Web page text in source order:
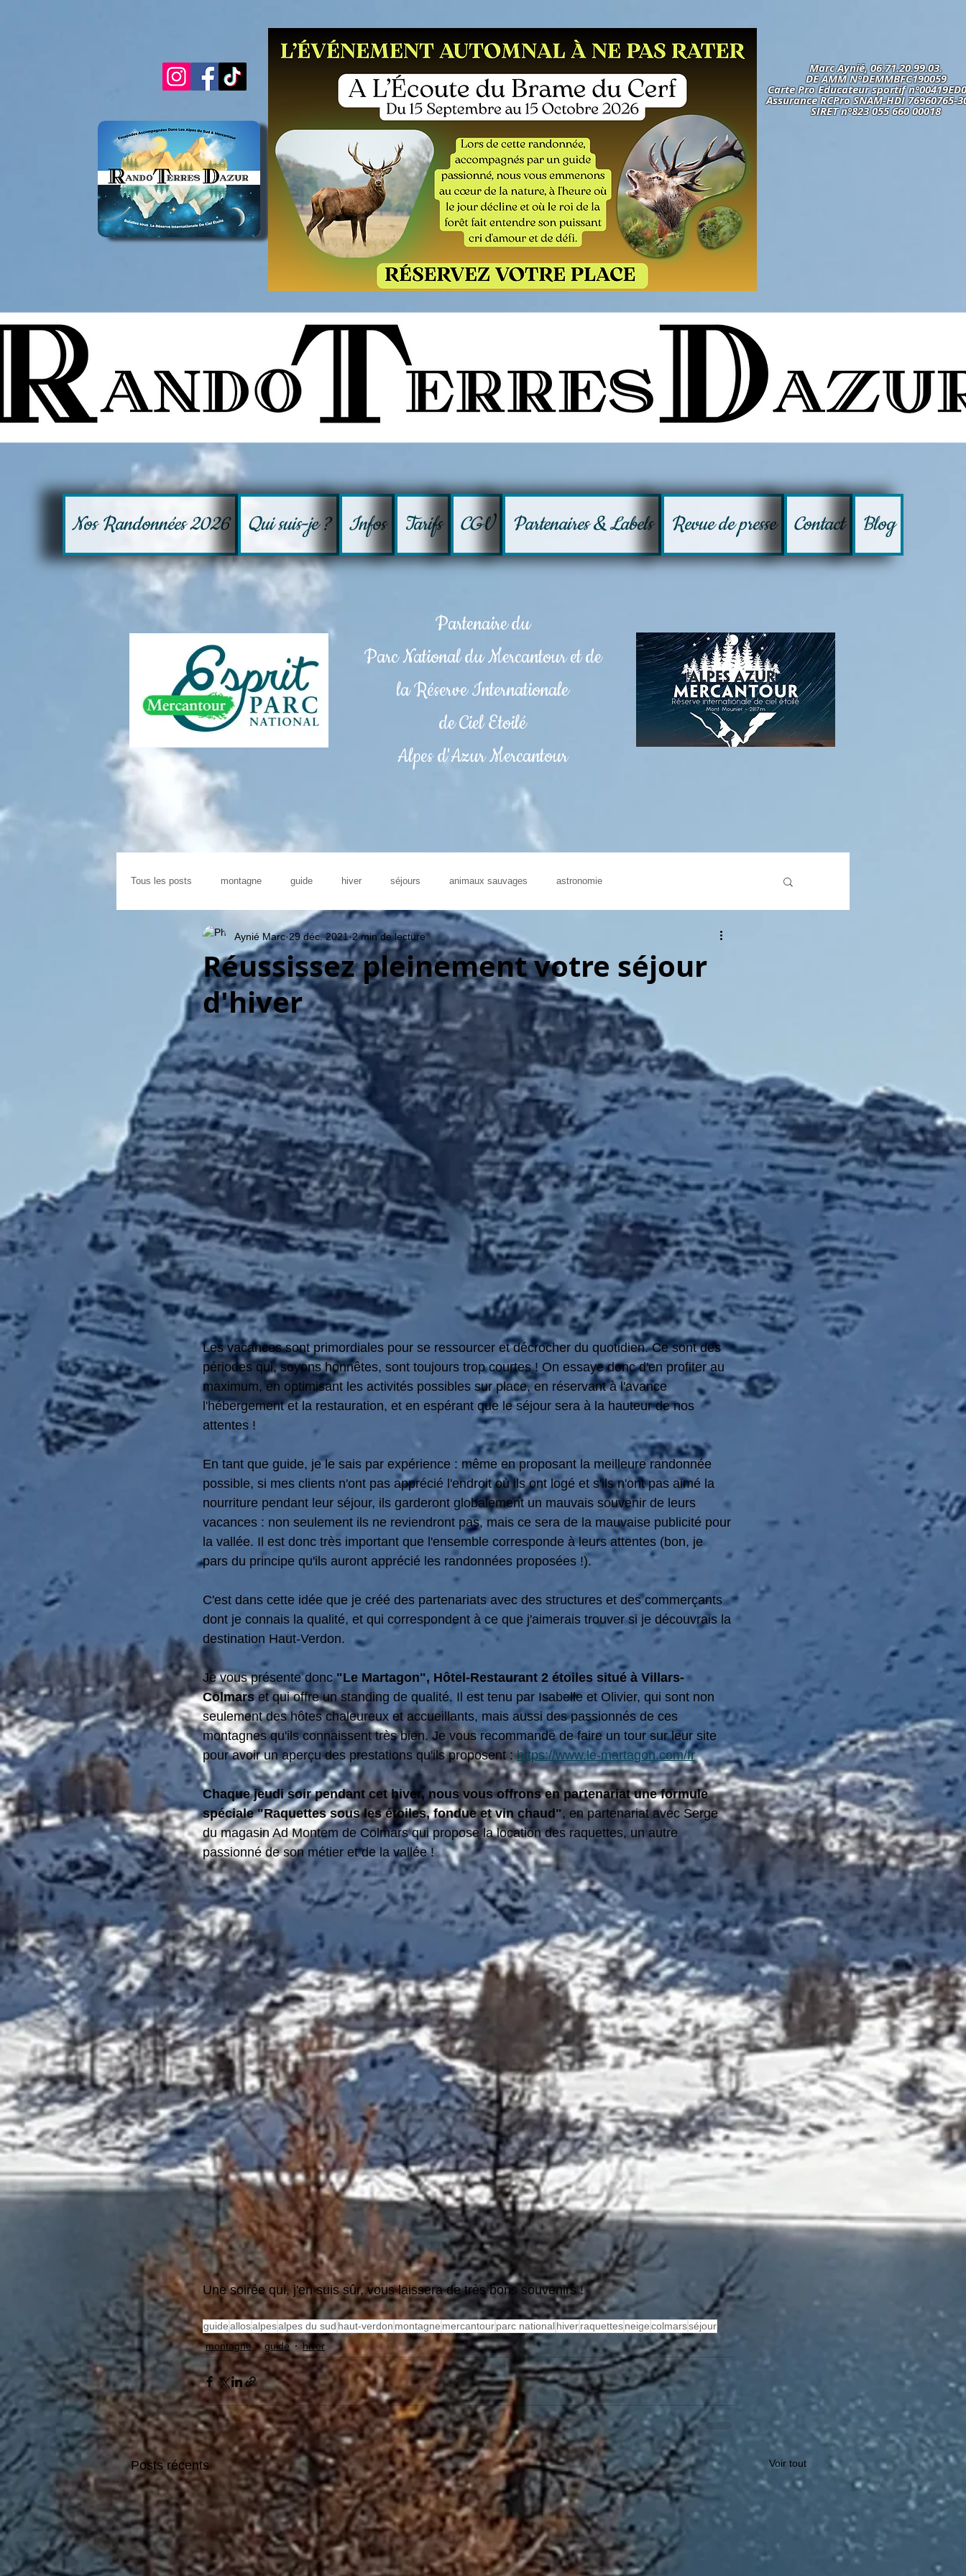
Marc Aynié, 06.71.20.99.03.
DE AMM N°DEMMBFC190059
Carte Pro Educateur sportif
Assurance RCPro SNAM-HDI 76960765-
SIRET n°823 055 660 00018
Nos Randonnées 2026 Qui suis-je ? Infos Tarifs CGV Partenaires & Labels Revue de presse Contact Blog
Partenaire du
Parc National du Mercantour et de
la Réserve Internationale
de Ciel Etoilé
Alpes d'Azur Mercantour
Tous les posts montagne guide hiver séjours animaux sauvages astronomie
Réussissez pleinement votre séjour
d'hiver
Aynié Marc 29 déc. 2021 2 min de lecture
Les vacances sont primordiales pour se ressourcer et décrocher du quotidien. Ce sont des
périodes qui, soyons honnêtes, sont toujours trop courtes ! On essaye donc d'en profiter au
maximum, en optimisant les activités possibles sur place, en réservant à l'avance
l'hébergement et la restauration, et en espérant que le séjour sera à la hauteur de nos
attentes !
En tant que guide, je le sais par expérience : même en proposant la meilleure randonnée
possible, si mes clients n'ont pas apprécié l'endroit où ils ont logé et s'ils n'ont pas aimé la
nourriture pendant leur séjour, ils garderont globalement un mauvais souvenir de leurs
vacances : non seulement ils ne reviendront pas, mais ce sera de la mauvaise publicité pour
la vallée. Il est donc très important que l'ensemble corresponde à leurs attentes (bon, je
pars du principe qu'ils auront apprécié les randonnées proposées !).
C'est dans cette idée que je créé des partenariats avec des structures et des commerçants
dont je connais la qualité, et qui correspondent à ce que j'aimerais trouver si je découvrais la
destination Haut-Verdon.
Je vous présente donc "Le Martagon", Hôtel-Restaurant 2 étoiles situé à Villars-
Colmars et qui offre un standing de qualité. Il est tenu par Isabelle et Olivier, qui sont non
seulement des hôtes chaleureux et accueillants, mais aussi des passionnés de ces
montagnes qu'ils connaissent très bien. Je vous recommande de faire un tour sur leur site
pour avoir un aperçu des prestations qu'ils proposent : https://www.le-martagon.com/fr
Chaque jeudi soir pendant cet hiver, nous vous offrons en partenariat une formule
spéciale "Raquettes sous les étoiles, fondue et vin chaud", en partenariat avec Serge
du magasin Ad Montem de Colmars qui propose la location des raquettes, un autre
passionné de son métier et de la vallée !
Une soirée qui, j'en suis sûr, vous laissera de très bons souvenirs !
guideallosalpesalpes du sud haut-verdon montagne mercantourparc nationalhiverraquettesneigecolmarsséjour
montagne
guide hiver
Posts récents Voir tout